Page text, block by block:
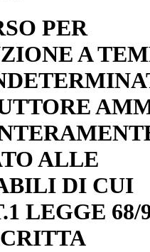
PER
A
ALLE
DI CUI
LEGGE 68/